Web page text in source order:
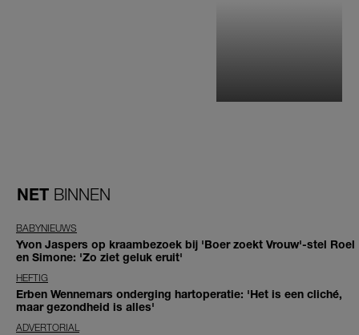
NET BINNEN
BABYNIEUWS
Yvon Jaspers op kraambezoek bij 'Boer zoekt Vrouw'-stel Roel
en Simone: 'Zo ziet geluk eruit'
HEFTIG
Erben Wennemars onderging hartoperatie: 'Het is een cliché,
maar gezondheid is alles'
ADVERTORIAL